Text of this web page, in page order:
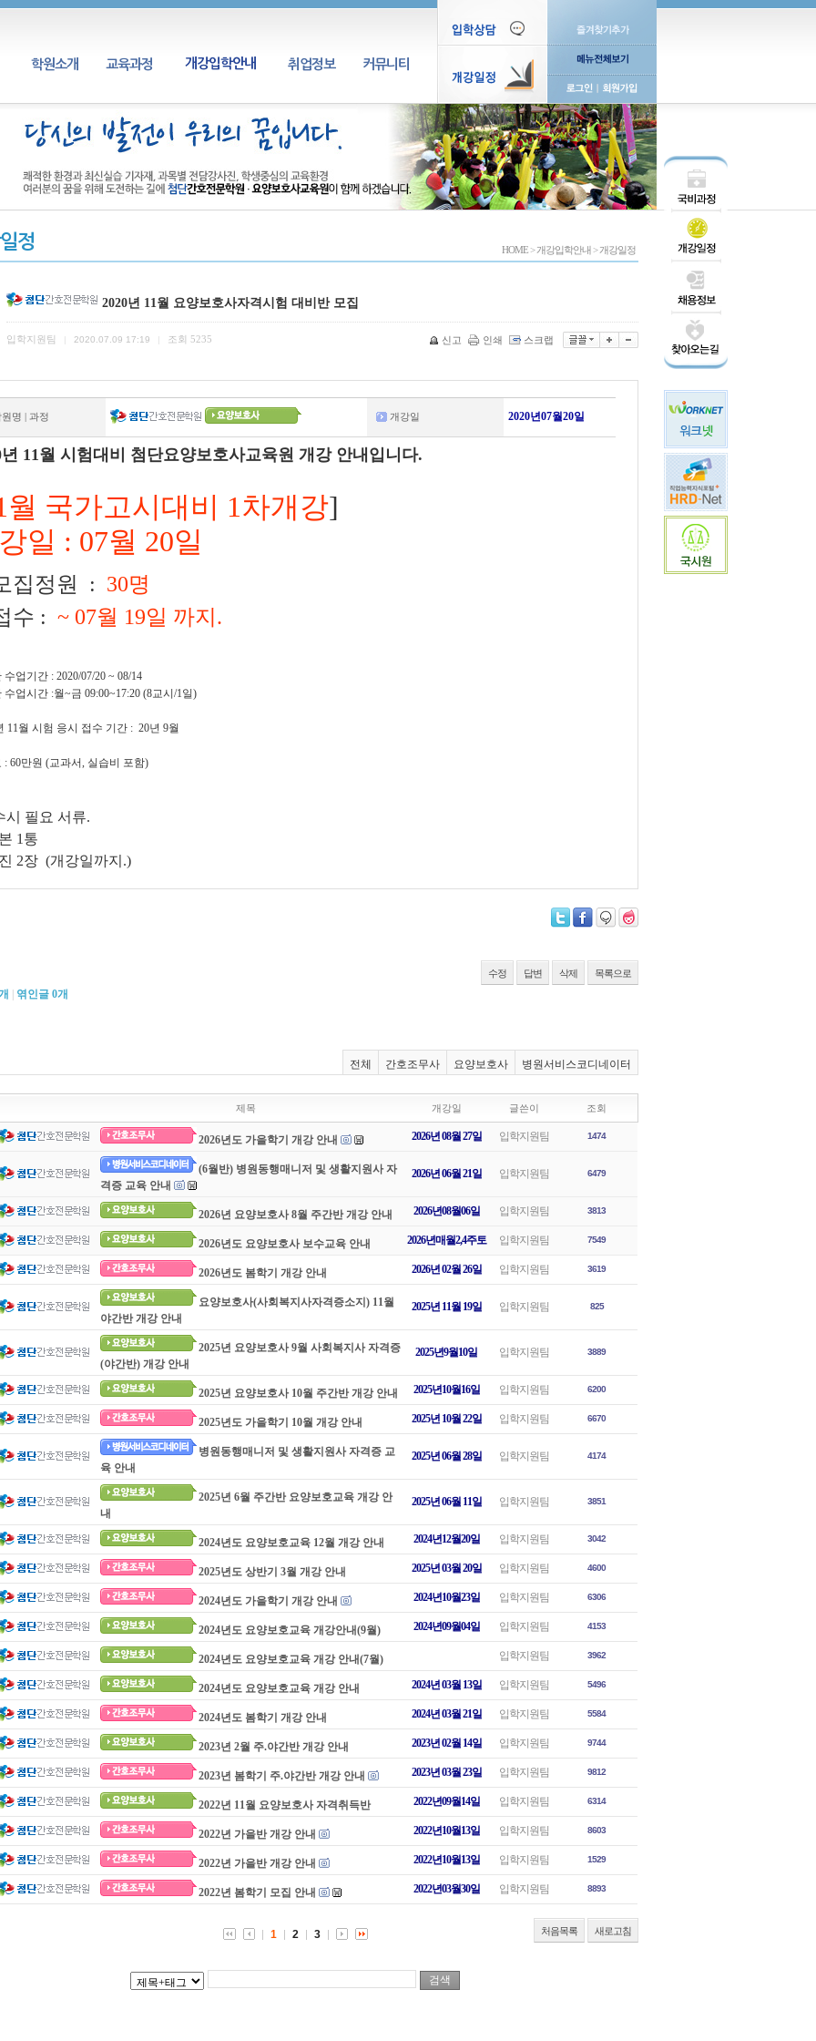
학원소개 교육과정 개강입학안내 취업정보 커뮤니티
정 HOME >개강입학안내 >개강일정
2020년 11월 요양보호사자격시험 대비반 모집
입학지원팀 2020.07.09 17:19 조회 5235 신고 인쇄 스크랩
원명 | 과정 개강일 2020년07월20일
년 11월 시험대비 첨단요양보호사교육원 개강 안내입니다.
월 국가고시대비 1차개강]
일 : 07월 20일
집정원 : 30명
수 : ~ 07월 19일 까지.
수업기간 : 2020/07/20 ~ 08/14
수업시간 :월~금 09:00~17:20 (8교시/1일)
11월 시험 응시 접수 기간 : 20년 9월
: 60만원 (교과서, 실습비 포함)
시 필요 서류.
1통
2장 (개강일까지.)
수정 답변 삭제 목록으로
엮인글 0개
전체 간호조무사 요양보호사 병원서비스코디네이터
제목 개강일 글쓴이 조회
2026년도 가을학기 개강 안내 2026년 08월 27일 입학지원팀 1474
(6월반) 병원동행매니저 및 생활지원사 자
격증 교육 안내
2026년 06월 21일 입학지원팀 6479
2026년 요양보호사 8월 주간반 개강 안내 2026년08월06일 입학지원팀 3813
2026년도 요양보호사 보수교육 안내 2026년매월2,4주토 입학지원팀 7549
2026년도 봄학기 개강 안내 2026년 02월 26일 입학지원팀 3619
요양보호사(사회복지사자격증소지) 11월
야간반 개강 안내
2025년 11월 19일 입학지원팀 825
2025년 요양보호사 9월 사회복지사 자격증
(야간반) 개강 안내
2025년9월10일 입학지원팀 3889
2025년 요양보호사 10월 주간반 개강 안내 2025년10월16일 입학지원팀 6200
2025년도 가을학기 10월 개강 안내 2025년 10월 22일 입학지원팀 6670
병원동행매니저 및 생활지원사 자격증 교
육 안내
2025년 06월 28일 입학지원팀 4174
2025년 6월 주간반 요양보호교육 개강 안
내
2025년 06월 11일 입학지원팀 3851
2024년도 요양보호교육 12월 개강 안내 2024년12월20일 입학지원팀 3042
2025년도 상반기 3월 개강 안내 2025년 03월 20일 입학지원팀 4600
2024년도 가을학기 개강 안내 2024년10월23일 입학지원팀 6306
2024년도 요양보호교육 개강안내(9월) 2024년09월04일 입학지원팀 4153
2024년도 요양보호교육 개강 안내(7월) 입학지원팀 3962
2024년도 요양보호교육 개강 안내 2024년 03월 13일 입학지원팀 5496
2024년도 봄학기 개강 안내 2024년 03월 21일 입학지원팀 5584
2023년 2월 주.야간반 개강 안내 2023년 02월 14일 입학지원팀 9744
2023년 봄학기 주.야간반 개강 안내 2023년 03월 23일 입학지원팀 9812
2022년 11월 요양보호사 자격취득반 2022년09월14일 입학지원팀 6314
2022년 가을반 개강 안내 2022년10월13일 입학지원팀 8603
2022년 가을반 개강 안내 2022년10월13일 입학지원팀 1529
2022년 봄학기 모집 안내 2022년03월30일 입학지원팀 8893
처음목록 새로고침
1 2 3